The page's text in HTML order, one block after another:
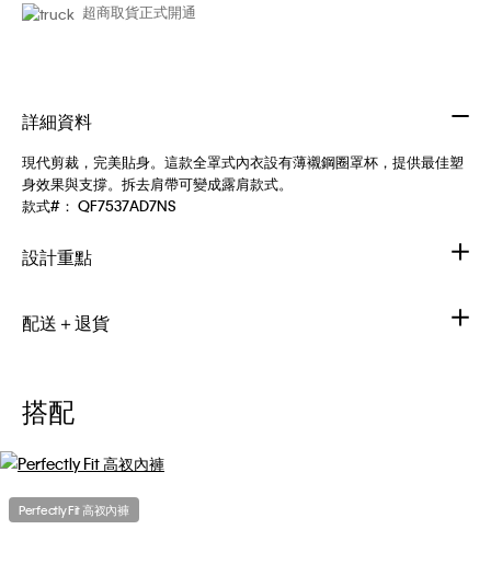
超商取貨正式開通
詳細資料
現代剪裁，完美貼身。這款全罩式內衣設有薄襯鋼圈罩杯，提供最佳塑
身效果與支撐。拆去肩帶可變成露肩款式。
款式#： QF7537AD7NS
設計重點
配送＋退貨
搭配
Perfectly Fit 高衩內褲